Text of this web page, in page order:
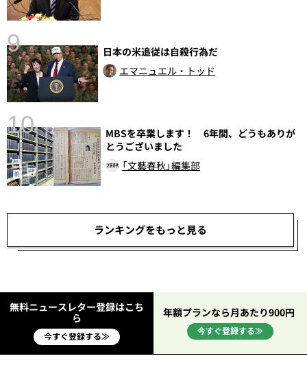
9
日本の米追従は自殺行為だ
エマニュエル・トッド
10
MBSを卒業します！ 6年間、どうもありが
とうございました
「文藝春秋」編集部
ランキングをもっと見る
無料ニュースレター登録はこち
ら
今すぐ登録する≫
年額プランなら月あたり900円
今すぐ登録する≫